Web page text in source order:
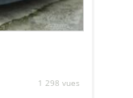
1 298 vues